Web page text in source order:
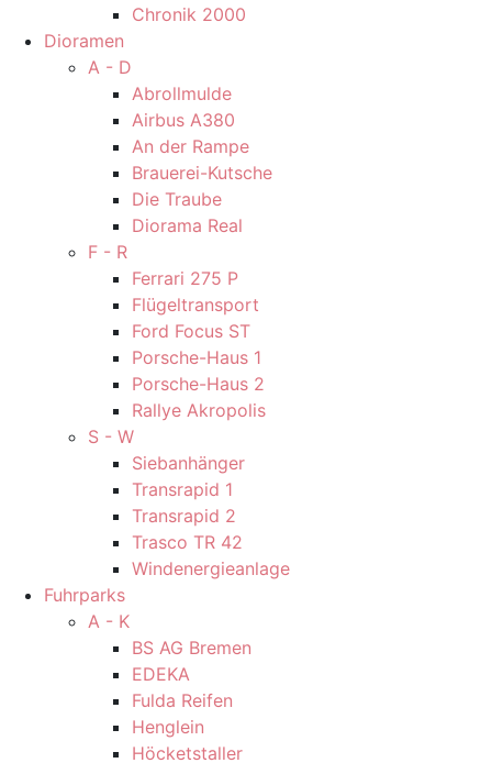
Chronik 2000
Dioramen
A - D
Abrollmulde
Airbus A380
An der Rampe
Brauerei-Kutsche
Die Traube
Diorama Real
F - R
Ferrari 275 P
Flügeltransport
Ford Focus ST
Porsche-Haus 1
Porsche-Haus 2
Rallye Akropolis
S - W
Siebanhänger
Transrapid 1
Transrapid 2
Trasco TR 42
Windenergieanlage
Fuhrparks
A - K
BS AG Bremen
EDEKA
Fulda Reifen
Henglein
Höcketstaller